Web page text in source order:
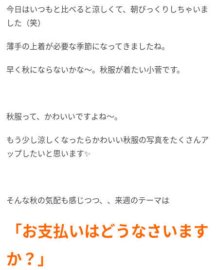
今日はいつもと比べると涼しくて、朝びっくりしちゃいま
した（笑）
薄手の上着が必要な季節になってきましたね。
早く秋にならないかな～。秋服が着たい小菅です。
秋服って、かわいいですよね～。
もう少し涼しくなったらかわいい秋服の写真をたくさんア
ップしたいと思います✨
そんな秋の気配も感じつつ、、来週のテーマは
「お支払いはどうなさいます
か？」